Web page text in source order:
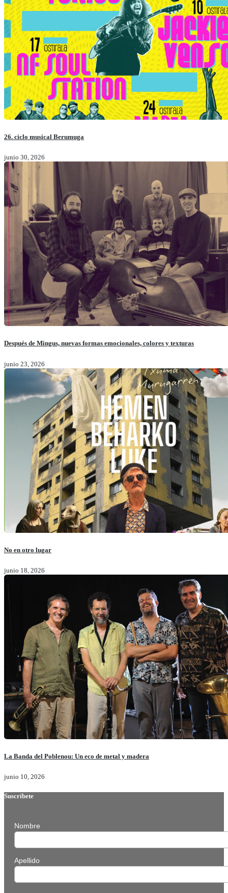
26. ciclo musical Berumuga
junio 30, 2026
Después de Mingus, nuevas formas emocionales, colores y texturas
junio 23, 2026
No en otro lugar
junio 18, 2026
La Banda del Poblenou: Un eco de metal y madera
junio 10, 2026
Suscríbete
Nombre
Apellido